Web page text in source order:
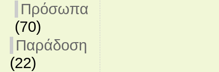
Πρόσωπα
(70)
Παράδοση
(22)